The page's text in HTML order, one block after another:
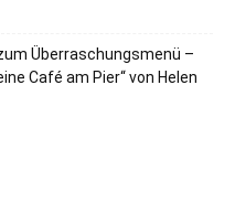
Überraschungsmenü –
Café am Pier“ von Helen